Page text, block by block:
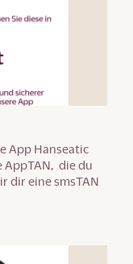
App Hanseatic
AppTAN, die du
dir eine smsTAN